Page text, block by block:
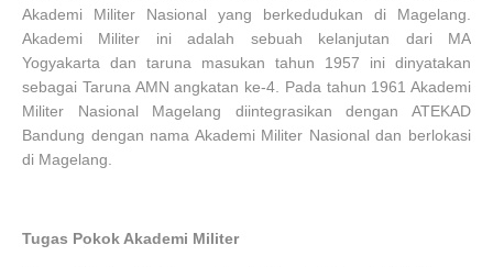
Akademi Militer Nasional yang berkedudukan di Magelang.
Akademi Militer ini adalah sebuah kelanjutan dari MA
Yogyakarta dan taruna masukan tahun 1957 ini dinyatakan
sebagai Taruna AMN angkatan ke-4. Pada tahun 1961 Akademi
Militer Nasional Magelang diintegrasikan dengan ATEKAD
Bandung dengan nama Akademi Militer Nasional dan berlokasi
di Magelang.
Tugas Pokok Akademi Militer